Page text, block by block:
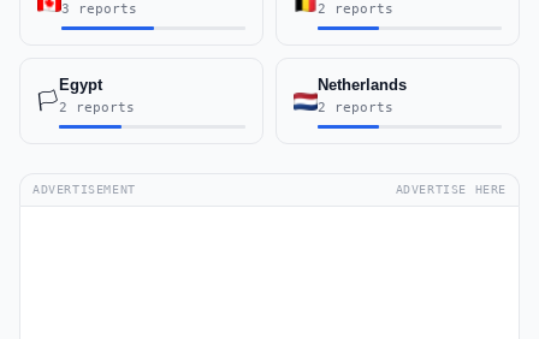
3 reports 2 reports
🏳️
Egypt
2 reports
Netherlands
2 reports
ADVERTISEMENT ADVERTISE HERE